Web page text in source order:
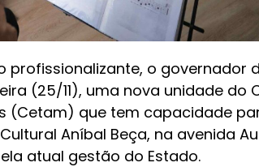
o governador
(25/11), uma nova unidade do
(Cetam) que tem capacidade
Aníbal Beça, na avenida
atual gestão do Estado.